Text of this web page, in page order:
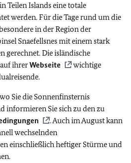
Teilen Islands eine totale
werden. Für die Tage rund um die
in der Region der
Snaefellsnes mit einem stark
gerechnet. Die isländische
ihrerWebseite
wichtige
Sie die Sonnenfinsternis
informieren Sie sich zu den zu
. Auch im August kann
wechselnden
einschließlich heftiger Stürme und